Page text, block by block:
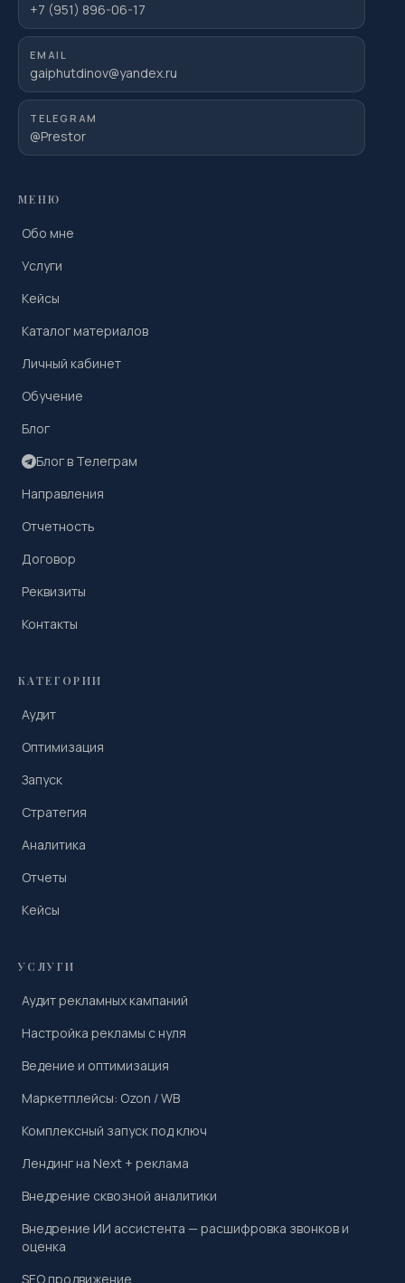
+7 (951) 896-06-17
EMAIL
gaiphutdinov@yandex.ru
TELEGRAM
@Prestor
МЕНЮ
Обо мне
Услуги
Кейсы
Каталог материалов
Личный кабинет
Обучение
Блог
Блог в Телеграм
Направления
Отчетность
Договор
Реквизиты
Контакты
КАТЕГОРИИ
Аудит
Оптимизация
Запуск
Стратегия
Аналитика
Отчеты
Кейсы
УСЛУГИ
Аудит рекламных кампаний
Настройка рекламы с нуля
Ведение и оптимизация
Маркетплейсы: Ozon / WB
Комплексный запуск под ключ
Лендинг на Next + реклама
Внедрение сквозной аналитики
Внедрение ИИ ассистента — расшифровка звонков и
оценка
SEO продвижение